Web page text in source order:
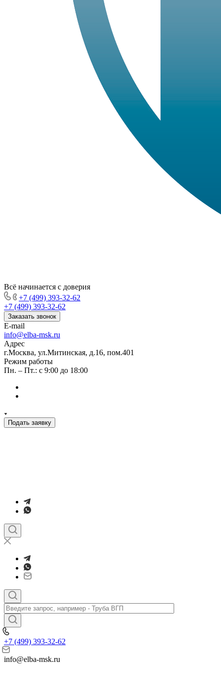
Всё начинается с доверия
+7 (499) 393-32-62
+7 (499) 393-32-62
Заказать звонок
E-mail
info@elba-msk.ru
Адрес
г.Москва, ул.Митинская, д.16, пом.401
Режим работы
Пн. – Пт.: с 9:00 до 18:00
Подать заявку
+7 (499) 393-32-62
info@elba-msk.ru